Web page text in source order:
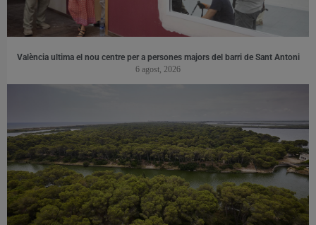
València ultima el nou centre per a persones majors del barri de Sant Antoni
6 agost, 2026